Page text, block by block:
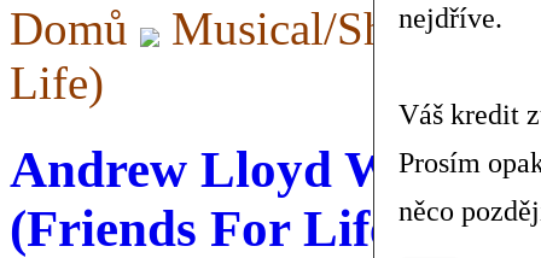
Domů Musical/Show
Life)
Andrew Lloyd Webber
(Friends For Life)
nejdříve.
Váš kredit
Prosím
něco